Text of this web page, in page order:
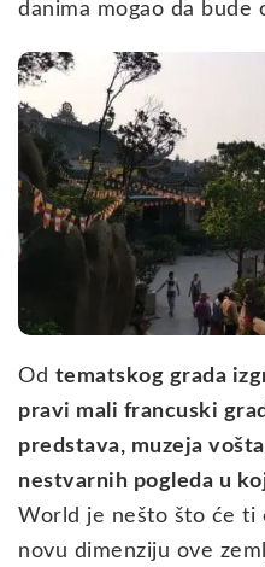
danima mogao da bude
Od tematskog grada
pravi mali francuski
predstava, muzeja
nestvarnih pogleda u
World je nešto što će ti
novu dimenziju ove